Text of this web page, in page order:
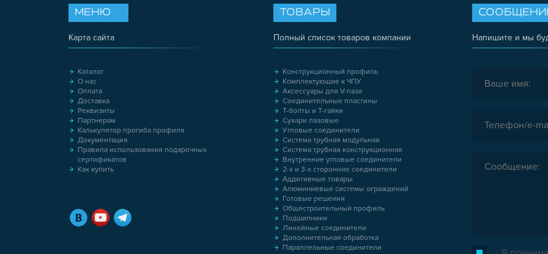
Напишите и мы
ТОВАРЫ
Полный список товаров компании
Конструкционный профиль
Комплектующие к ЧПУ
Аксессуары для V-паза
Соединительные пластины
Т-болты и Т-гайки
Сухари пазовые
Угловые соединители
Система трубная модульная
Система трубная конструкционная
Внутренние угловые соединители
2-х и 3-х сторонние соединители
Аддитивные товары
Алюминиевые системы ограждений
Готовые решения
Общестроительный профиль
Подшипники
Линейные соединители
Дополнительная обработка
Параллельные соединители
МЕНЮ
Карта сайта
Каталог
О нас
Оплата
Доставка
Реквизиты
Партнерам
Калькулятор прогиба профиля
Документация
Правила использования подарочных
сертификатов
Как купить